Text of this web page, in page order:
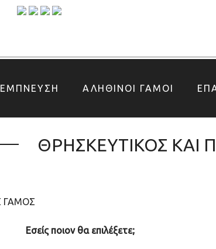
ΕΜΠΝΕΥΣΗ ΑΛΗΘΙΝΟΙ ΓΑΜΟΙ
ΘΡΗΣΚΕΥΤΙΚΟΣ ΚΑΙ
Εσείς ποιον θα επιλέξετε;